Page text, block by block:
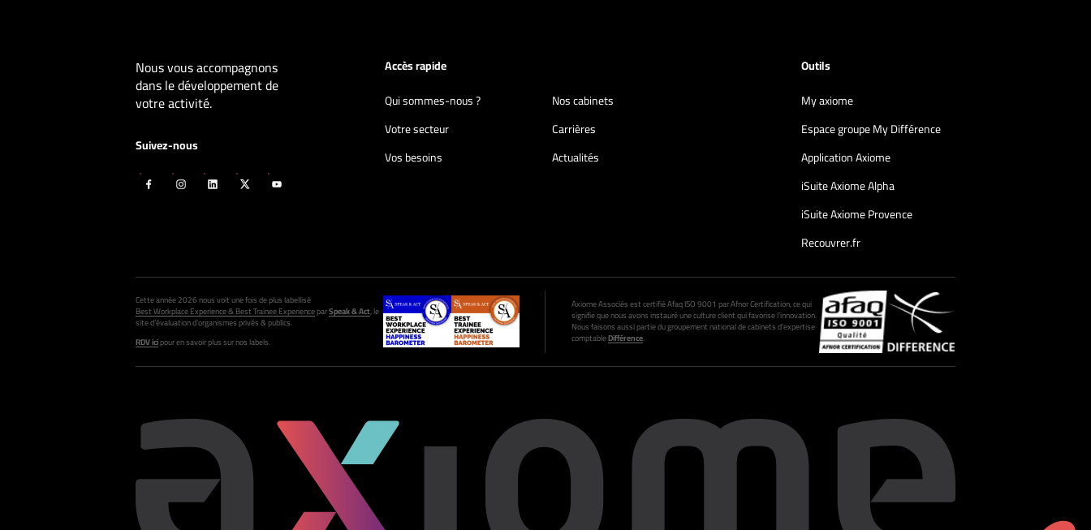
Nous vous accompagnons
dans le développement de
votre activité.
Suivez-nous
Accès rapide
Qui sommes-nous ?
Nos cabinets
Votre secteur
Carrières
Vos besoins
Actualités
Outils
My axiome
Espace groupe My Différence
Application Axiome
iSuite Axiome Alpha
iSuite Axiome Provence
Recouvrer.fr
Cette année 2026 nous voit une fois de plus labellisé
Best Workplace Experience & Best Trainee ExperienceparSpeak & Act, le
site d’évaluation d’organismes privés & publics.
RDV icipour en savoir plus sur nos labels.
Axiome Associés est certifié Afaq ISO 9001 par Afnor Certification, ce qui
signifie que nous avons instauré une culture client qui favorise l’innovation.
Nous faisons aussi partie du groupement national de cabinets d’expertise
comptableDifférence.